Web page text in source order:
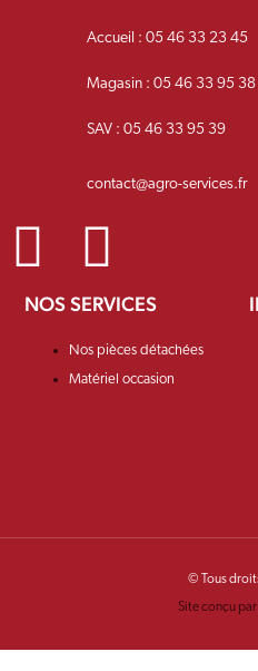
Accueil : 05 46 33 23 45
Magasin : 05 46 33 95 38
SAV : 05 46 33 95 39
contact@agro-services.fr
NOS SERVICES
Nos pièces détachées
Matériel occasion
© Tous
Site conçu